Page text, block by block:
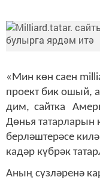
«Мин көн саен
проект бик ошый,
дим, сайтка
Дөнья татарларын
берләштерәсе
кадәр күбрәк
Аның сүзләренә